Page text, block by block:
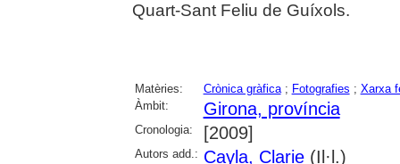
Quart-Sant Feliu de Guíxols.
Matèries: Crònica gràfica; Fotografies ; Xarxa
Àmbit:
Girona, província
Cronologia: [2009]
Autors add.: Cayla, Clarie(Il·l.)